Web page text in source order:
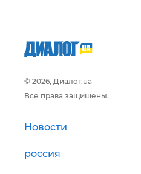
© 2026, Диалог.ua
Все права защищены.
Новости
россия